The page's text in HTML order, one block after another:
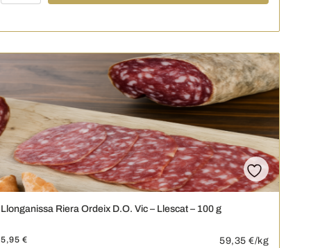
-
g
Llonganissa Riera Ordeix D.O. Vic – Llescat – 100 g
5,95 € 59,35 €/kg